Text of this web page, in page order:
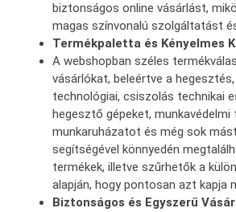
biztonságos online vásárlást,
magas színvonalú szolgáltatást
Termékpaletta és Kényelmes
A webshopban széles
vásárlókat, beleértve a
technológiai, csiszolás technikai
hegesztő gépeket, munkavédelmi
munkaruházatot és még sok
segítségével könnyedén
termékek, illetve szűrhetők a
alapján, hogy pontosan azt kapja
Biztonságos és Egyszerű